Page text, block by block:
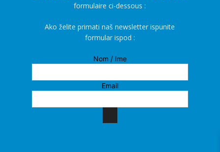
formulaire ci-dessous :
Ako želite primati naš newsletter ispunite
formular ispod :
Nom / Ime
Email